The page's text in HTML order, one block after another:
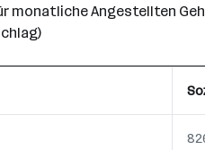
monatliche Angestellten